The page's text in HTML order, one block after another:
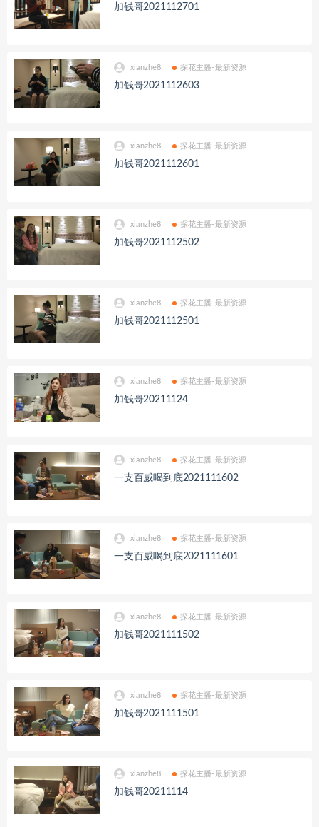
加钱哥2021112701
xianzhe8 探花主播-最新资源
加钱哥2021112603
xianzhe8 探花主播-最新资源
加钱哥2021112601
xianzhe8 探花主播-最新资源
加钱哥2021112502
xianzhe8 探花主播-最新资源
加钱哥2021112501
xianzhe8 探花主播-最新资源
加钱哥20211124
xianzhe8 探花主播-最新资源
一支百威喝到底2021111602
xianzhe8 探花主播-最新资源
一支百威喝到底2021111601
xianzhe8 探花主播-最新资源
加钱哥2021111502
xianzhe8 探花主播-最新资源
加钱哥2021111501
xianzhe8 探花主播-最新资源
加钱哥20211114